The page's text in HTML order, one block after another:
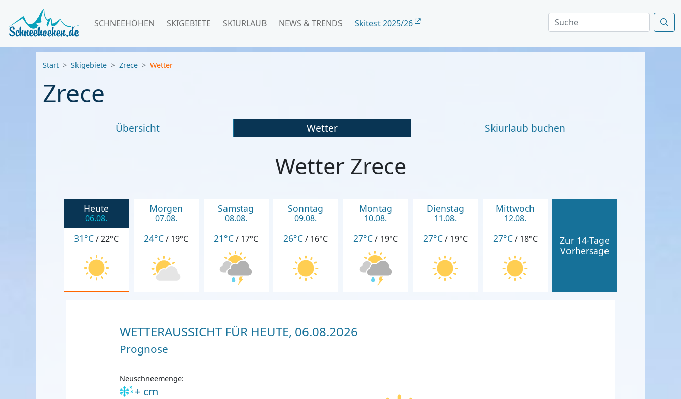
SCHNEEHÖHEN SKIGEBIETE SKIURLAUB NEWS & TRENDS Skitest 2025/26
Start Skigebiete Zrece Wetter
Zrece
Übersicht Wetter Skiurlaub buchen
Wetter Zrece
Heute
06.08.
31°C/22°C
Morgen
07.08.
24°C/ 19°C
Samstag
08.08.
21°C/ 17°C
Sonntag
09.08.
26°C/ 16°C
Montag
10.08.
27°C/ 19°C
Dienstag
11.08.
27°C/ 19°C
Mittwoch
12.08.
27°C/ 18°C
Zur 14-Tage
Vorhersage
WETTERAUSSICHT FÜR HEUTE, 06.08.2026
Prognose
Neuschneemenge:
+ cm